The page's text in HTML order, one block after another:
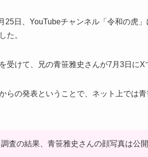
25日、YouTubeチャンネル「令和の虎
た。
受けて、兄の青笹雅史さんが7月3日にX
らの発表ということで、ネット上では
調査の結果、青笹雅史さんの顔写真は公